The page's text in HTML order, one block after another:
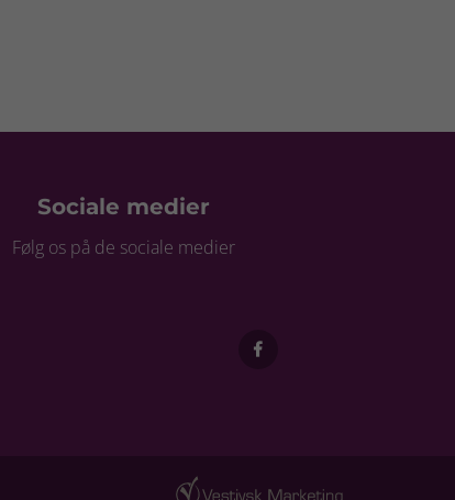
Sociale medier
Følg os på de sociale medier